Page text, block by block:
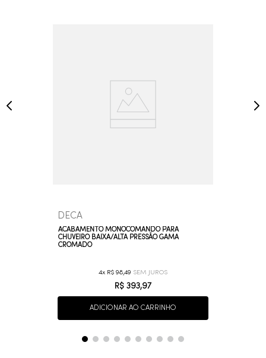
DECA
ACABAMENTO MONOCOMANDO PARA
CHUVEIRO BAIXA/ALTA PRESSÃO GAMA
CROMADO
4 R$ 98,49
R$ 393,97
ADICIONAR AO CARRINHO